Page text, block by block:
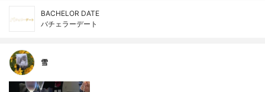
BACHELOR DATE
バチェラーデート
雪